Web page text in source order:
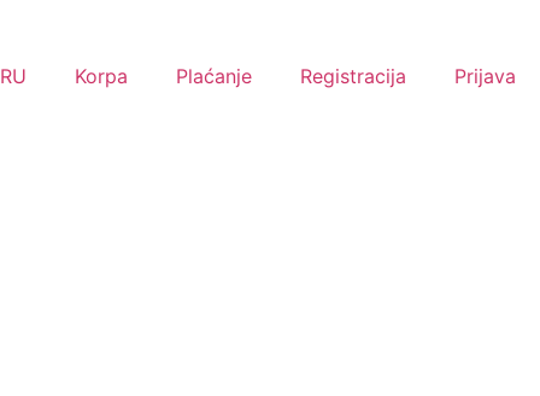
RU
Korpa Plaćanje Registracija Prijava